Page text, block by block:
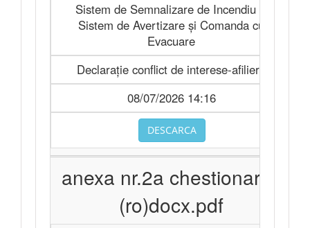
Sistem de Semnalizare de Incendiu şi
Sistem de Avertizare şi Comanda cu
Evacuare
Declaraţie conflict de interese-afiliere
08/07/2026 14:16
DESCARCA
anexa nr.2a chestionar pj
(ro)docx.pdf